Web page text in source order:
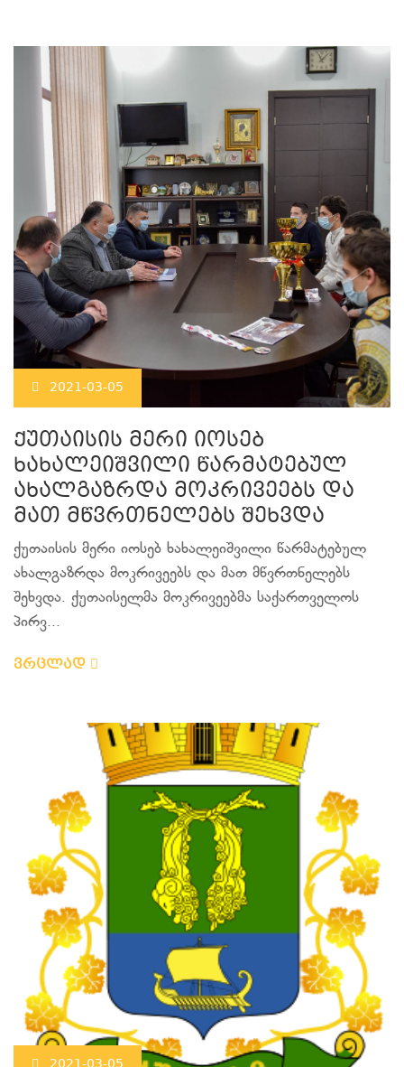
2021-03-05
ქუთაისის მერი იოსებ
ხახალეიშვილი წარმატებულ
ახალგაზრდა მოკრივეებს და
მათ მწვრთნელებს შეხვდა
ქუთაისის მერი იოსებ ხახალეიშვილი წარმატებულ
ახალგაზრდა მოკრივეებს და მათ მწვრთნელებს
შეხვდა. ქუთაისელმა მოკრივეებმა საქართველოს
პირვ...
ვრცლად